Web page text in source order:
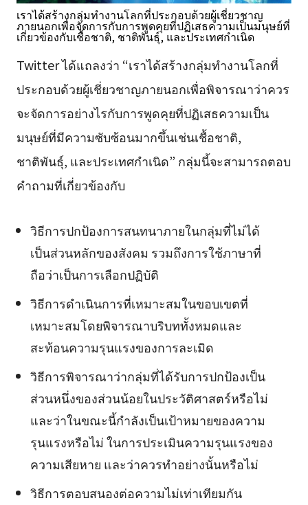
เราได้สร้างกลุ่มทำงานโลกที่ประกอบด้วยผู้เชี่ยวชาญ
ภายนอกเพื่อจัดการกับการพูดคุยที่ปฏิเสธความเป็นมนุษย์ที่
เกี่ยวข้องกับเชื้อชาติ, ชาติพันธุ์, และประเทศกำเนิด
Twitter ได้แถลงว่า “เราได้สร้างกลุ่มทำงานโลกที่
ประกอบด้วยผู้เชี่ยวชาญภายนอกเพื่อพิจารณาว่าควร
จะจัดการอย่างไรกับการพูดคุยที่ปฏิเสธความเป็น
มนุษย์ที่มีความซับซ้อนมากขึ้นเช่นเชื้อชาติ,
ชาติพันธุ์, และประเทศกำเนิด” กลุ่มนี้จะสามารถตอบ
คำถามที่เกี่ยวข้องกับ
วิธีการปกป้องการสนทนาภายในกลุ่มที่ไม่ได้
เป็นส่วนหลักของสังคม รวมถึงการใช้ภาษาที่
ถือว่าเป็นการเลือกปฏิบัติ
วิธีการดำเนินการที่เหมาะสมในขอบเขตที่
เหมาะสมโดยพิจารณาบริบททั้งหมดและ
สะท้อนความรุนแรงของการละเมิด
วิธีการพิจารณาว่ากลุ่มที่ได้รับการปกป้องเป็น
ส่วนหนึ่งของส่วนน้อยในประวัติศาสตร์หรือไม่
และว่าในขณะนี้กำลังเป็นเป้าหมายของความ
รุนแรงหรือไม่ ในการประเมินความรุนแรงของ
ความเสียหาย และว่าควรทำอย่างนั้นหรือไม่
วิธีการตอบสนองต่อความไม่เท่าเทียมกัน